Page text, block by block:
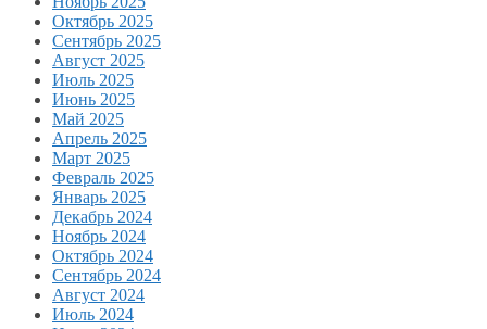
Октябрь 2025
Сентябрь 2025
Август 2025
Июль 2025
Июнь 2025
Май 2025
Апрель 2025
Март 2025
Февраль 2025
Январь 2025
Декабрь 2024
Ноябрь 2024
Октябрь 2024
Сентябрь 2024
Август 2024
Июль 2024